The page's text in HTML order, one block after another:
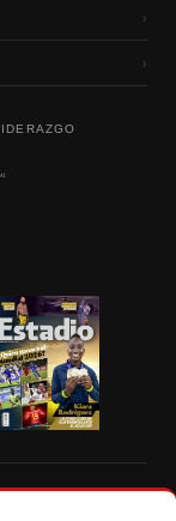
›
›
Vistazo.com.